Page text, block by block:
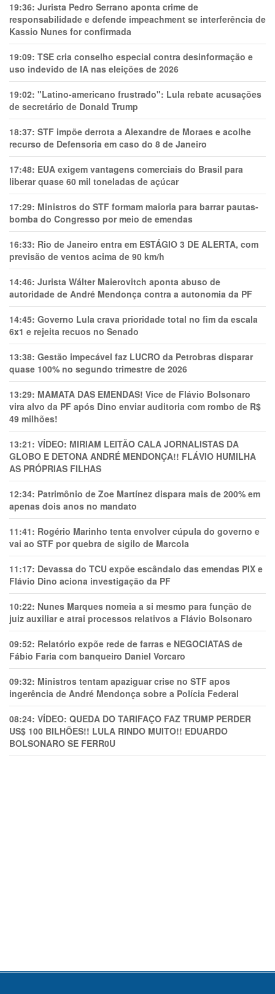
19:36: Jurista Pedro Serrano aponta crime de
responsabilidade e defende impeachment se interferência de
Kassio Nunes for confirmada
19:09: TSE cria conselho especial contra desinformação e
uso indevido de IA nas eleições de 2026
19:02: "Latino-americano frustrado": Lula rebate acusações
de secretário de Donald Trump
18:37: STF impõe derrota a Alexandre de Moraes e acolhe
recurso de Defensoria em caso do 8 de Janeiro
17:48: EUA exigem vantagens comerciais do Brasil para
liberar quase 60 mil toneladas de açúcar
17:29: Ministros do STF formam maioria para barrar pautas-
bomba do Congresso por meio de emendas
16:33: Rio de Janeiro entra em ESTÁGIO 3 DE ALERTA, com
previsão de ventos acima de 90 km/h
14:46: Jurista Wálter Maierovitch aponta abuso de
autoridade de André Mendonça contra a autonomia da PF
14:45: Governo Lula crava prioridade total no fim da escala
6x1 e rejeita recuos no Senado
13:38: Gestão impecável faz LUCRO da Petrobras disparar
quase 100% no segundo trimestre de 2026
13:29: MAMATA DAS EMENDAS! Vice de Flávio Bolsonaro
vira alvo da PF após Dino enviar auditoria com rombo de R$
49 milhões!
13:21: VÍDEO: MIRIAM LEITÃO CALA JORNALISTAS DA
GLOBO E DETONA ANDRÉ MENDONÇA!! FLÁVIO HUMILHA
AS PRÓPRIAS FILHAS
12:34: Patrimônio de Zoe Martínez dispara mais de 200% em
apenas dois anos no mandato
11:41: Rogério Marinho tenta envolver cúpula do governo e
vai ao STF por quebra de sigilo de Marcola
11:17: Devassa do TCU expõe escândalo das emendas PIX e
Flávio Dino aciona investigação da PF
10:22: Nunes Marques nomeia a si mesmo para função de
juiz auxiliar e atrai processos relativos a Flávio Bolsonaro
09:52: Relatório expõe rede de farras e NEGOCIATAS de
Fábio Faria com banqueiro Daniel Vorcaro
09:32: Ministros tentam apaziguar crise no STF apos
ingerência de André Mendonça sobre a Polícia Federal
08:24: VÍDEO: QUEDA DO TARIFAÇO FAZ TRUMP PERDER
US$ 100 BILHÕES!! LULA RINDO MUITO!! EDUARDO
BOLSONARO SE FERR0U